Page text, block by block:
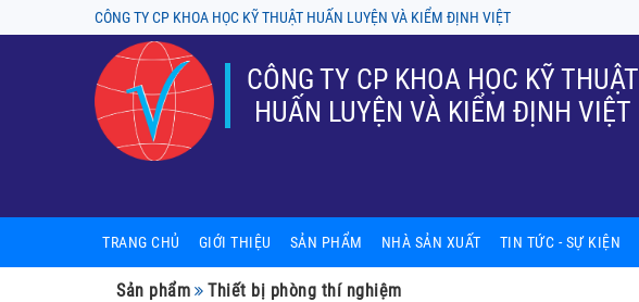
CÔNG TY CP KHOA HỌC KỸ THUẬT HUẤN LUYỆN VÀ KIỂM ĐỊNH VIỆT
CÔNG TY CP KHOA HỌC KỸ THUẬT
HUẤN LUYỆN VÀ KIỂM ĐỊNH VIỆT
TRANG CHỦ GIỚI THIỆU SẢN PHẨM
Sản phẩm nội thất phòng thí nghiệm
NHÀ SẢN XUẤT
A-tech BioScientific
TIN TỨC - SỰ KIỆN
Sản phẩm Thiết bị phòng thí nghiệm